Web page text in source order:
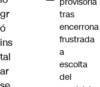
gr
ó
ins
tal
ar
tras
encerrona
frustrada
a
escolta
del